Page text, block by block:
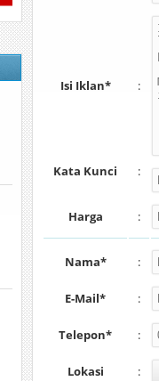
Isi Iklan* :
Kata Kunci :
Harga :
Nama* :
E-Mail* :
Telepon* :
Lokasi :